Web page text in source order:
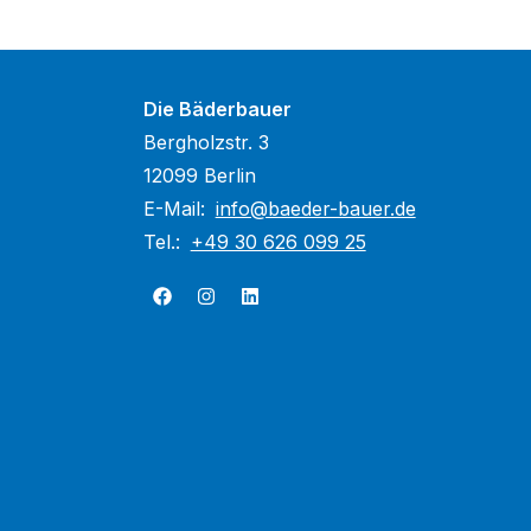
Die Bäderbauer
Bergholzstr. 3
12099 Berlin
E-Mail: info@baeder-bauer.de
Tel.: +49 30 626 099 25